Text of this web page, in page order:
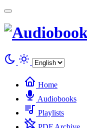
Home
Audiobooks
Playlists